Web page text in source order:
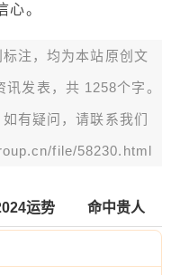
心。
注，均为本站原创文
讯 发表，共 1258个字。
有疑问，请联系我们
file/58230.html
运势 命中贵人